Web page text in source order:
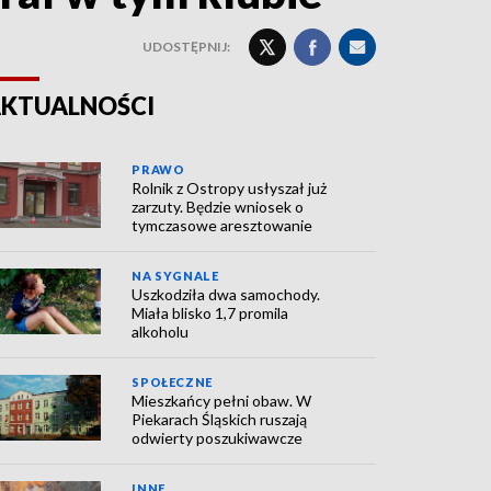
UDOSTĘPNIJ:
PRAWO
Rolnik z Ostropy usłyszał już
zarzuty. Będzie wniosek o
tymczasowe aresztowanie
NA SYGNALE
Uszkodziła dwa samochody.
Miała blisko 1,7 promila
alkoholu
SPOŁECZNE
Mieszkańcy pełni obaw. W
Piekarach Śląskich ruszają
odwierty poszukiwawcze